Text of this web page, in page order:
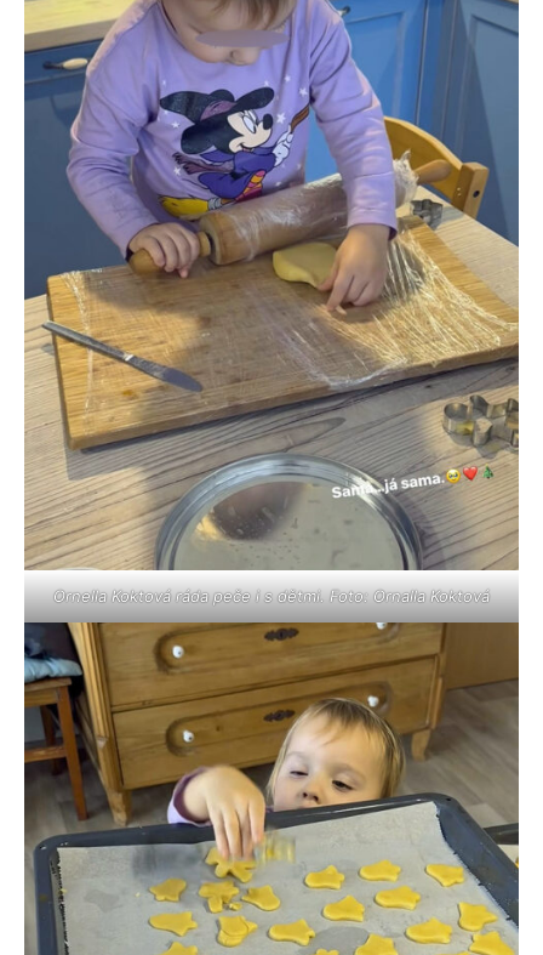
Ornella Koktová ráda peče i s dětmi. Foto: Ornalla Koktová